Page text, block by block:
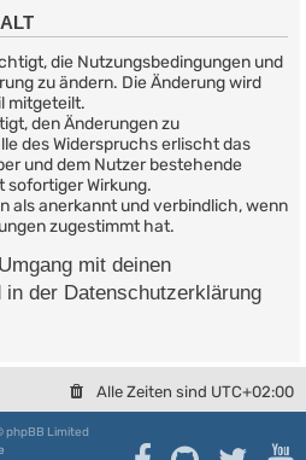
die Nutzungsbedingungen und
zu ändern. Die Änderung wird
mitgeteilt.
den Änderungen zu
des Widerspruchs erlischt das
und dem Nutzer bestehende
Wirkung.
als anerkannt und verbindlich, wenn
zugestimmt hat.
mit deinen
der Datenschutzerklärung
Alle Zeiten sind UTC+02:00
phpBB Limited